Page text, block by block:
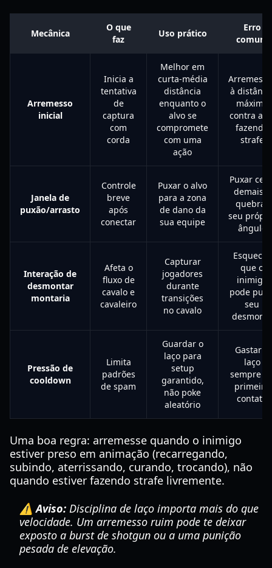
Mecânica
O que
faz
Uso prático
Erro
comum
Arremesso
inicial
Inicia a
tentativa
de
captura
com
corda
Melhor em
curta-média
distância
enquanto o
alvo se
compromete
com uma
ação
à
máxima
contra
fazendo
strafe
Janela de
puxão/arrasto
Controle
breve
após
conectar
Puxar o alvo
para a zona
de dano da
sua equipe
Puxar
demais e
quebrar
seu
ângulo
Interação de
desmontar
montaria
Afeta o
fluxo de
cavalo e
cavaleiro
Capturar
jogadores
durante
transições
no cavalo
Esquecer
que o
inimigo
pode
seu
desmonte
Pressão de
cooldown
Limita
padrões
de spam
Guardar o
laço para
setup
garantido,
não poke
aleatório
Gastar o
laço
sempre
primeiro
contato
Uma boa regra: arremesse quando o inimigo
estiver preso em animação (recarregando,
subindo, aterrissando, curando, trocando), não
quando estiver fazendo strafe livremente.
⚠️ Aviso: Disciplina de laço importa mais do que
velocidade. Um arremesso ruim pode te deixar
exposto a burst de shotgun ou a uma punição
pesada de elevação.